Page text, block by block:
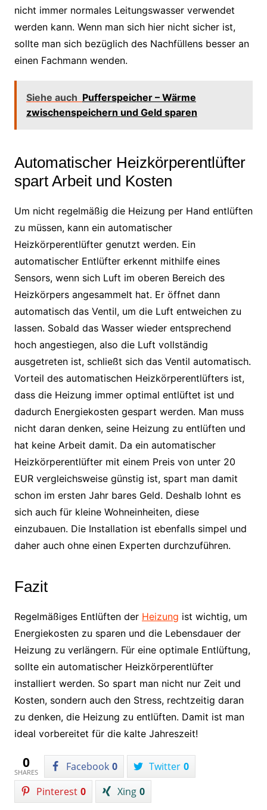
nicht immer normales Leitungswasser verwendet
werden kann. Wenn man sich hier nicht sicher ist,
sollte man sich bezüglich des Nachfüllens besser an
einen Fachmann wenden.
Siehe auch Pufferspeicher – Wärme
zwischenspeichern und Geld sparen
Automatischer Heizkörperentlüfter
spart Arbeit und Kosten
Um nicht regelmäßig die Heizung per Hand entlüften
zu müssen, kann ein automatischer
Heizkörperentlüfter genutzt werden. Ein
automatischer Entlüfter erkennt mithilfe eines
Sensors, wenn sich Luft im oberen Bereich des
Heizkörpers angesammelt hat. Er öffnet dann
automatisch das Ventil, um die Luft entweichen zu
lassen. Sobald das Wasser wieder entsprechend
hoch angestiegen, also die Luft vollständig
ausgetreten ist, schließt sich das Ventil automatisch.
Vorteil des automatischen Heizkörperentlüfters ist,
dass die Heizung immer optimal entlüftet ist und
dadurch Energiekosten gespart werden. Man muss
nicht daran denken, seine Heizung zu entlüften und
hat keine Arbeit damit. Da ein automatischer
Heizkörperentlüfter mit einem Preis von unter 20
EUR vergleichsweise günstig ist, spart man damit
schon im ersten Jahr bares Geld. Deshalb lohnt es
sich auch für kleine Wohneinheiten, diese
einzubauen. Die Installation ist ebenfalls simpel und
daher auch ohne einen Experten durchzuführen.
Fazit
Regelmäßiges Entlüften der Heizung ist wichtig, um
Energiekosten zu sparen und die Lebensdauer der
Heizung zu verlängern. Für eine optimale Entlüftung,
sollte ein automatischer Heizkörperentlüfter
installiert werden. So spart man nicht nur Zeit und
Kosten, sondern auch den Stress, rechtzeitig daran
zu denken, die Heizung zu entlüften. Damit ist man
ideal vorbereitet für die kalte Jahreszeit!
0
SHARES Facebook 0 Twitter 0
Pinterest 0 Xing 0